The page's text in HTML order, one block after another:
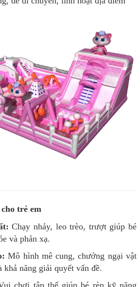
trẻ em
Chạy nhảy, leo trèo, trượt giúp bé
và phản xạ.
Mô hình mê cung, chướng ngại vật
năng giải quyết vấn đề.
chơi tập thể giúp bé rèn kỹ năng